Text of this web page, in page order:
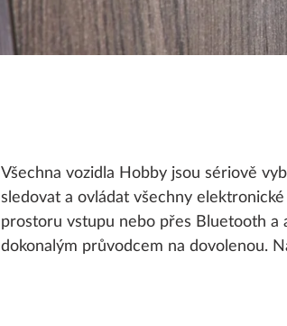
Všechna vozidla Hobby jsou sériově
sledovat a ovládat všechny
prostoru vstupu nebo přes Bluetooth a
dokonalým průvodcem na dovolenou.